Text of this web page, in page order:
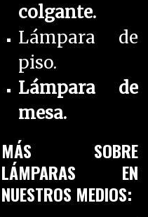
colgante.
Lámpara de
piso.
Lámpara de
mesa.
MÁS SOBRE
LÁMPARAS EN
NUESTROS MEDIOS: